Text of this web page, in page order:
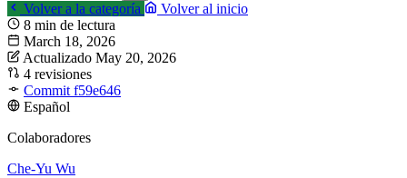
Volver a la categoría
Volver al inicio
8 min de lectura
March 18, 2026
Actualizado May 20, 2026
4 revisiones
Commit f59e646
Español
Colaboradores
Che-Yu Wu